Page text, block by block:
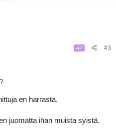
AP #3
en harrasta.
juomatta ihan muista syistä.